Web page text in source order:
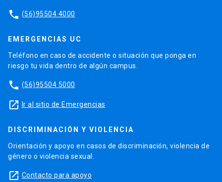
phone (56)95504 4000
EMERGENCIAS UC
Teléfono en caso de accidente o situación que ponga en
riesgo tu vida dentro de algún campus.
phone (56)95504 5000
launch Ir al sitio de Emergencias
DISCRIMINACIÓN Y VIOLENCIA
Orientación y apoyo en casos de discriminación, violencia de
género o violencia sexual.
launch Contacto para apoyo